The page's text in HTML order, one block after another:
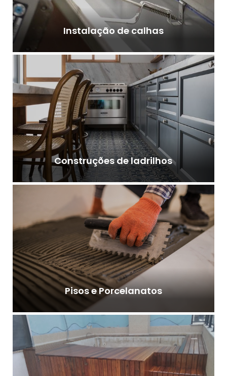
Instalação de calhas
Construções de ladrilhos
Pisos e Porcelanatos